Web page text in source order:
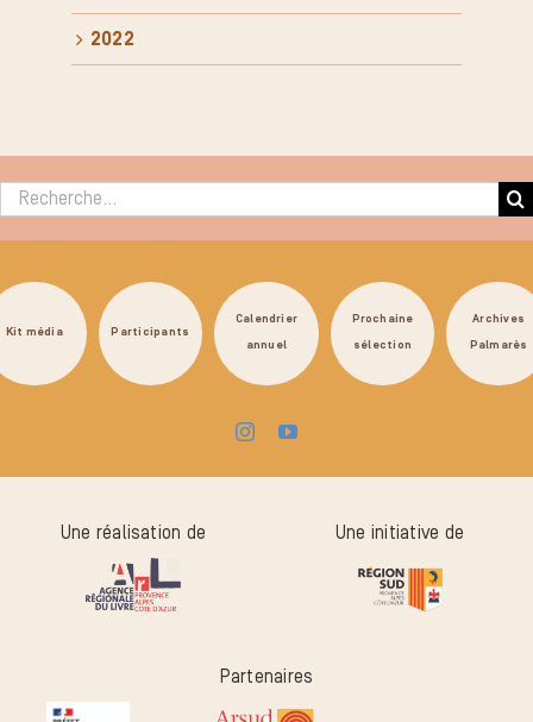
2022
Rechercher :
Kit média Participants
Calendrier
annuel
Prochaine
sélection
Archives
Palmarès
Une réalisation de Une initiative de
Partenaires